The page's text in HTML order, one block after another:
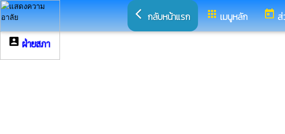
arrow_back_ios กลับหน้าแรก appsเมนูหลัก todayส่
account_box ฝ่ายสภา